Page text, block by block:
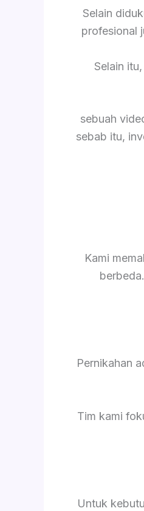
Selain
profesional
Selain
sebuah
sebab itu,
Kami
Pernikahan
Tim kami
Untuk